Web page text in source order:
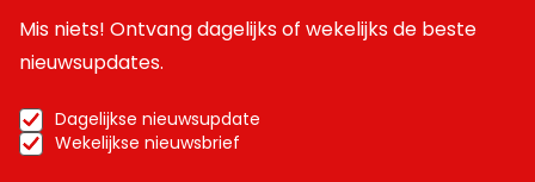
Mis niets! Ontvang dagelijks of wekelijks de beste
nieuwsupdates.
Dagelijkse nieuwsupdate
Wekelijkse nieuwsbrief